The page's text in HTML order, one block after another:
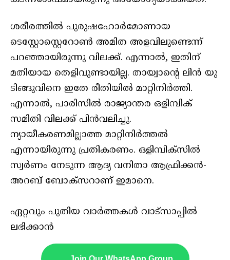
ശരീരത്തില്‍ പുരുഷഹോര്‍മോണായ
ടെസ്റ്റോസ്റ്റെറോണ്‍ അമിത അളവിലുണ്ടെന്ന്
പറഞ്ഞായിരുന്നു വിലക്ക്. എന്നാല്‍, ഇതിന്
മതിയായ തെളിവുണ്ടായില്ല. തായ്വാന്റെ ലിന്‍ യു
ടിങ്ങുവിനെ ഇതേ രീതിയില്‍ മാറ്റിനിര്‍ത്തി.
എന്നാല്‍, പാരിസില്‍ രാജ്യാന്തര ഒളിമ്പിക്
സമിതി വിലക്ക് പിന്‍വലിച്ചു.
ന്യായീകരണമില്ലാത്ത മാറ്റിനിര്‍ത്തല്‍
എന്നായിരുന്നു പ്രതികരണം. ഒളിമ്പിക്സില്‍
സ്വര്‍ണം നേടുന്ന ആദ്യ വനിതാ ആഫ്രിക്കന്‍-
അറബ് ബോക്സറാണ് ഇമാനെ.
ഏറ്റവും പുതിയ വാർത്തകൾ വാട്സാപ്പിൽ
ലഭിക്കാൻ